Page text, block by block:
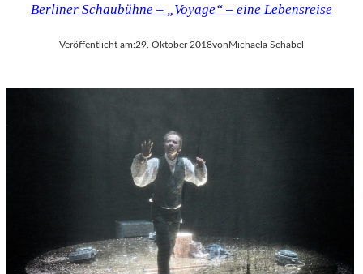
Berliner Schaubühne – „Voyage“ – eine Lebensreise
Veröffentlicht am:29. Oktober 2018vonMichaela Schabel